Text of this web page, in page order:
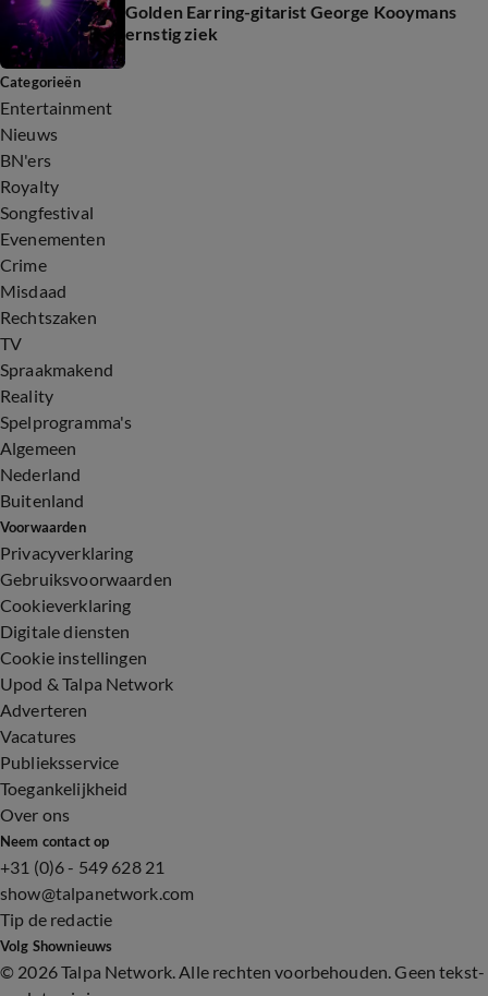
Golden Earring-gitarist George Kooymans
ernstig ziek
Categorieën
Entertainment
Nieuws
BN'ers
Royalty
Songfestival
Evenementen
Crime
Misdaad
Rechtszaken
TV
Spraakmakend
Reality
Spelprogramma's
Algemeen
Nederland
Buitenland
Voorwaarden
Privacyverklaring
Gebruiksvoorwaarden
Cookieverklaring
Digitale diensten
Cookie instellingen
Upod & Talpa Network
Adverteren
Vacatures
Publieksservice
Toegankelijkheid
Over ons
Neem contact op
+31 (0)6 - 549 628 21
show@talpanetwork.com
Tip de redactie
Volg Shownieuws
© 2026 Talpa Network. Alle rechten voorbehouden. Geen tekst-